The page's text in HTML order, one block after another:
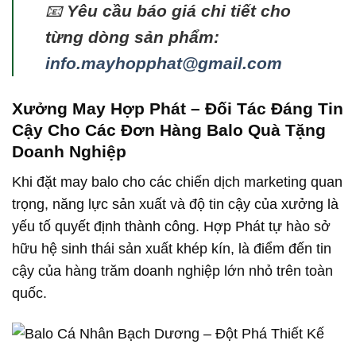
📧 Yêu cầu báo giá chi tiết cho
từng dòng sản phẩm:
info.mayhopphat@gmail.com
Xưởng May Hợp Phát – Đối Tác Đáng Tin
Cậy Cho Các Đơn Hàng Balo Quà Tặng
Doanh Nghiệp
Khi đặt may balo cho các chiến dịch marketing quan
trọng, năng lực sản xuất và độ tin cậy của xưởng là
yếu tố quyết định thành công. Hợp Phát tự hào sở
hữu hệ sinh thái sản xuất khép kín, là điểm đến tin
cậy của hàng trăm doanh nghiệp lớn nhỏ trên toàn
quốc.